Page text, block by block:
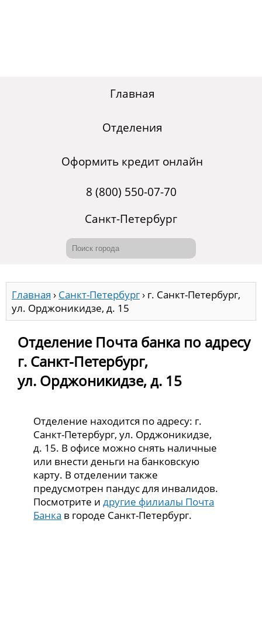
Главная
Отделения
Оформить кредит онлайн
8 (800) 550-07-70
Санкт-Петербург
Главная › Санкт-Петербург› г. Санкт-Петербург,
ул. Орджоникидзе, д. 15
Отделение Почта банка по адресу
г. Санкт-Петербург,
ул. Орджоникидзе, д. 15
Отделение находится по адресу: г.
Санкт-Петербург, ул. Орджоникидзе,
д. 15. В офисе можно снять наличные
или внести деньги на банковскую
карту. В отделении также
предусмотрен пандус для инвалидов.
Посмотрите идругие филиалы Почта
Банка в городе Санкт-Петербург.